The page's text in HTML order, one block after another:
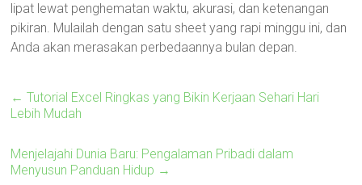
lipat lewat penghematan waktu, akurasi, dan ketenangan
pikiran. Mulailah dengan satu sheet yang rapi minggu ini, dan
Anda akan merasakan perbedaannya bulan depan.
← Tutorial Excel Ringkas yang Bikin Kerjaan Sehari Hari
Lebih Mudah
Menjelajahi Dunia Baru: Pengalaman Pribadi dalam
Menyusun Panduan Hidup →